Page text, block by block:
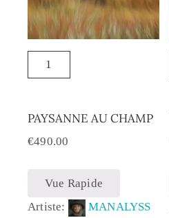
PAYSANNE AU CHAMP
€490.00
Vue Rapide
Artiste:
MANALYSS